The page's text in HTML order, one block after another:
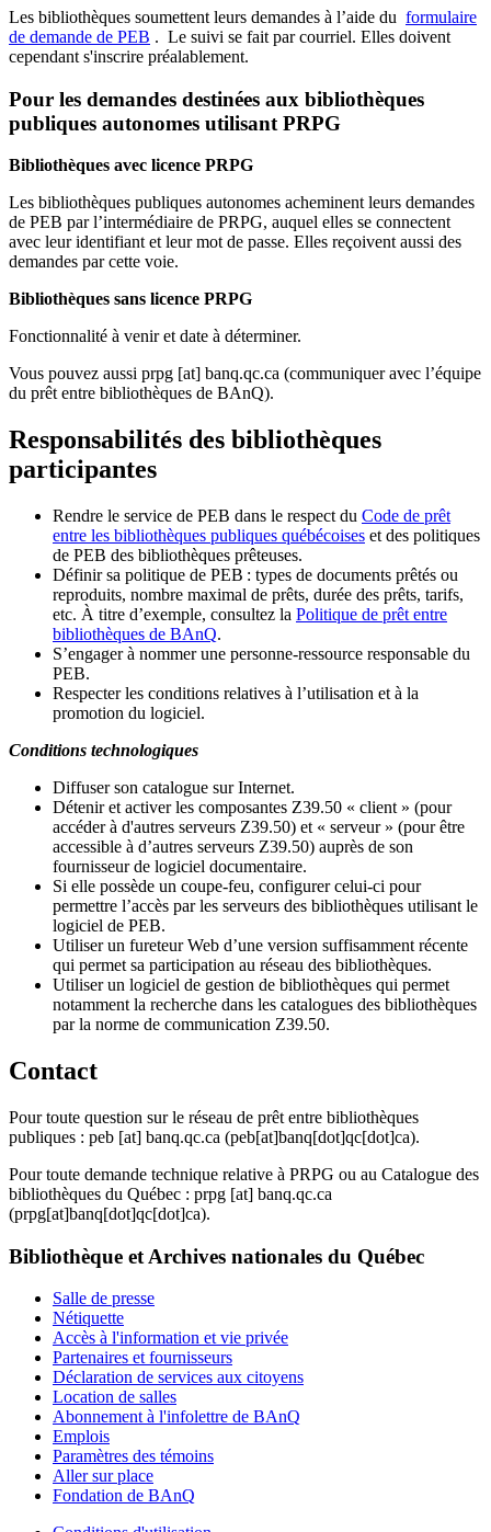
Les bibliothèques soumettent leurs demandes à l’aide du formulaire
de demande de PEB . Le suivi se fait par courriel. Elles doivent
cependant s'inscrire préalablement.
Pour les demandes destinées aux bibliothèques
publiques autonomes utilisant PRPG
Bibliothèques avec licence PRPG
Les bibliothèques publiques autonomes acheminent leurs demandes
de PEB par l’intermédiaire de PRPG, auquel elles se connectent
avec leur identifiant et leur mot de passe. Elles reçoivent aussi des
demandes par cette voie.
Bibliothèques sans licence PRPG
Fonctionnalité à venir et date à déterminer.
Vous pouvez aussi prpg [at] banq.qc.ca (communiquer avec l’équipe
du prêt entre bibliothèques de BAnQ).
Responsabilités des bibliothèques
participantes
Rendre le service de PEB dans le respect du Code de prêt
entre les bibliothèques publiques québécoises et des politiques
de PEB des bibliothèques prêteuses.
Définir sa politique de PEB : types de documents prêtés ou
reproduits, nombre maximal de prêts, durée des prêts, tarifs,
etc. À titre d’exemple, consultez la Politique de prêt entre
bibliothèques de BAnQ.
S’engager à nommer une personne-ressource responsable du
PEB.
Respecter les conditions relatives à l’utilisation et à la
promotion du logiciel.
Conditions technologiques
Diffuser son catalogue sur Internet.
Détenir et activer les composantes Z39.50 « client » (pour
accéder à d'autres serveurs Z39.50) et « serveur » (pour être
accessible à d’autres serveurs Z39.50) auprès de son
fournisseur de logiciel documentaire.
Si elle possède un coupe-feu, configurer celui-ci pour
permettre l’accès par les serveurs des bibliothèques utilisant le
logiciel de PEB.
Utiliser un fureteur Web d’une version suffisamment récente
qui permet sa participation au réseau des bibliothèques.
Utiliser un logiciel de gestion de bibliothèques qui permet
notamment la recherche dans les catalogues des bibliothèques
par la norme de communication Z39.50.
Contact
Pour toute question sur le réseau de prêt entre bibliothèques
publiques : peb [at] banq.qc.ca (peb[at]banq[dot]qc[dot]ca).
Pour toute demande technique relative à PRPG ou au Catalogue des
bibliothèques du Québec : prpg [at] banq.qc.ca
(prpg[at]banq[dot]qc[dot]ca).
Bibliothèque et Archives nationales du Québec
Salle de presse
Nétiquette
Accès à l'information et vie privée
Partenaires et fournisseurs
Déclaration de services aux citoyens
Location de salles
Abonnement à l'infolettre de BAnQ
Emplois
Paramètres des témoins
Aller sur place
Fondation de BAnQ